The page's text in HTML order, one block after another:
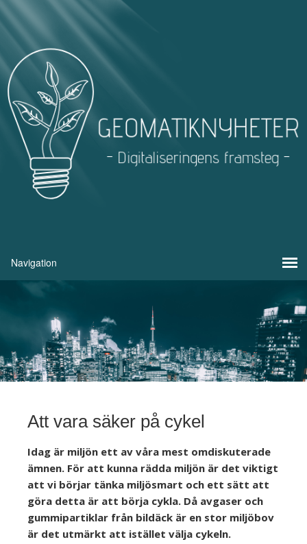
Att vara säker på cykel
Idag är miljön ett av våra mest omdiskuterade
ämnen. För att kunna rädda miljön är det viktigt
att vi börjar tänka miljösmart och ett sätt att
göra detta är att börja cykla. Då avgaser och
gummipartiklar från bildäck är en stor miljöbov
är det utmärkt att istället välja cykeln.